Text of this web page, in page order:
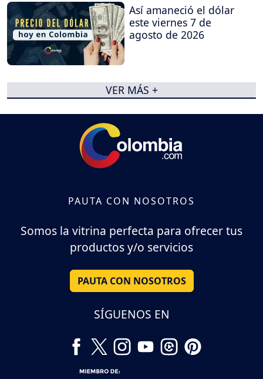
Así amaneció el dólar
este viernes 7 de
agosto de 2026
VER MÁS +
PAUTA CON NOSOTROS
Somos la vitrina perfecta para ofrecer tus
productos y/o servicios
PAUTA CON NOSOTROS
SÍGUENOS EN